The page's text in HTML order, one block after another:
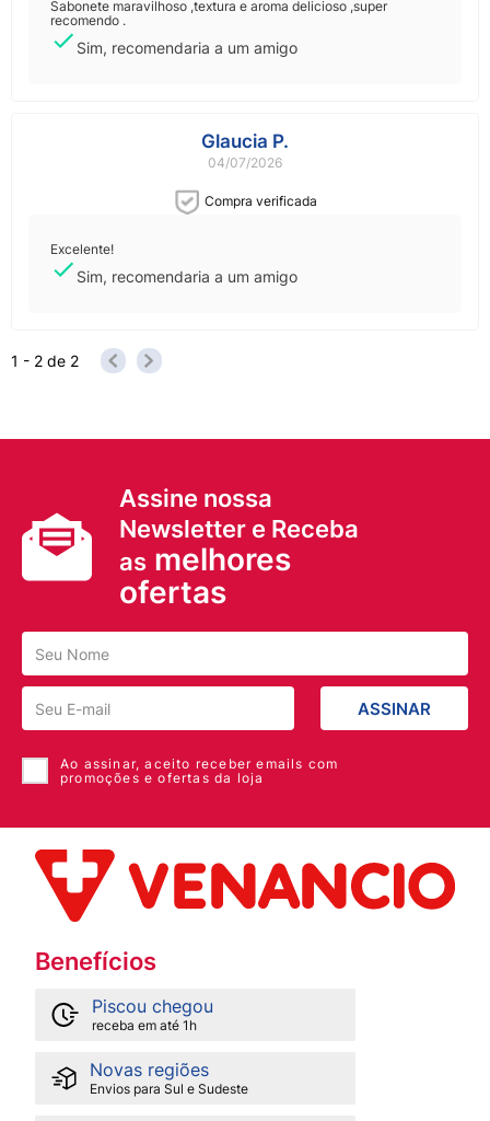
Sabonete maravilhoso ,textura e aroma delicioso ,super
recomendo .
Sim, recomendaria a um amigo
Glaucia P.
04/07/2026
Compra verificada
Excelente!
Sim, recomendaria a um amigo
1 - 2 de 2
Assine nossa
Newsletter e Receba
as melhores
ofertas
ASSINAR
Ao assinar, aceito receber emails com
promoções e ofertas da loja
Benefícios
Piscou chegou
receba em até 1h
Novas regiões
Envios para Sul e Sudeste